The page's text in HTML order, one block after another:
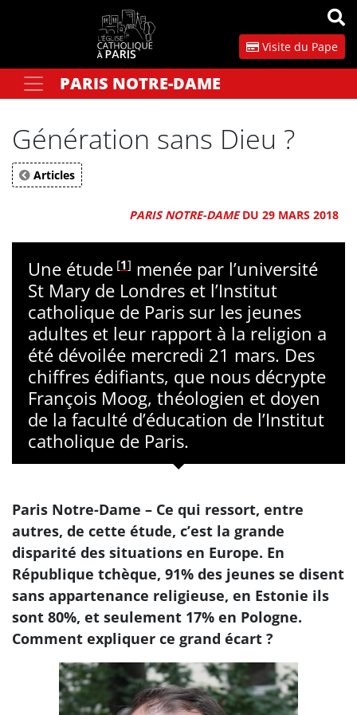
Visite du Pape
Votre recherchePARIS NOTRE-DAME
Génération sans Dieu ?
Articles
PARIS NOTRE-DAMEDU 29 MARS 2018
Une étude [1] menée par l’université
St Mary de Londres et l’Institut
catholique de Paris sur les jeunes
adultes et leur rapport à la religion a
été dévoilée mercredi 21 mars. Des
chiffres édifiants, que nous décrypte
François Moog, théologien et doyen
de la faculté d’éducation de l’Institut
catholique de Paris.
Paris Notre-Dame – Ce qui ressort, entre
autres, de cette étude, c’est la grande
disparité des situations en Europe. En
République tchèque, 91% des jeunes se disent
sans appartenance religieuse, en Estonie ils
sont 80%, et seulement 17% en Pologne.
Comment expliquer ce grand écart ?
Panneau de gestion des cookies